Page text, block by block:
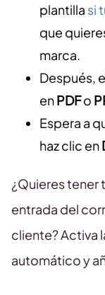
plantilla si
que
marca.
Después,
enPDFo
Espera a
haz clic en
¿Quieres tener
entrada del
cliente? Activa
automático y